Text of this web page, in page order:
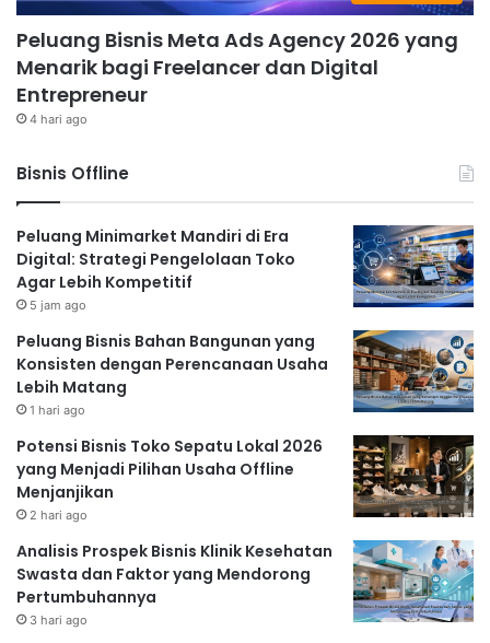
Peluang Bisnis Meta Ads Agency 2026 yang
Menarik bagi Freelancer dan Digital
Entrepreneur
4 hari ago
Bisnis Offline
Peluang Minimarket Mandiri di Era
Digital: Strategi Pengelolaan Toko
Agar Lebih Kompetitif
5 jam ago
Peluang Bisnis Bahan Bangunan yang
Konsisten dengan Perencanaan Usaha
Lebih Matang
1 hari ago
Potensi Bisnis Toko Sepatu Lokal 2026
yang Menjadi Pilihan Usaha Offline
Menjanjikan
2 hari ago
Analisis Prospek Bisnis Klinik Kesehatan
Swasta dan Faktor yang Mendorong
Pertumbuhannya
3 hari ago